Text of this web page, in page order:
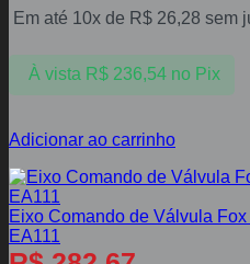
Em até 10x de R$ 26,28 sem
À vista R$236,54 no Pix
Adicionar ao carrinho
Eixo Comando de Válvula
EA111